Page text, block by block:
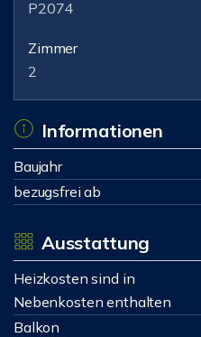
P2074
Zimmer
2
Informationen
Baujahr
bezugsfrei ab
Ausstattung
Heizkosten sind in
Nebenkosten enthalten
Balkon